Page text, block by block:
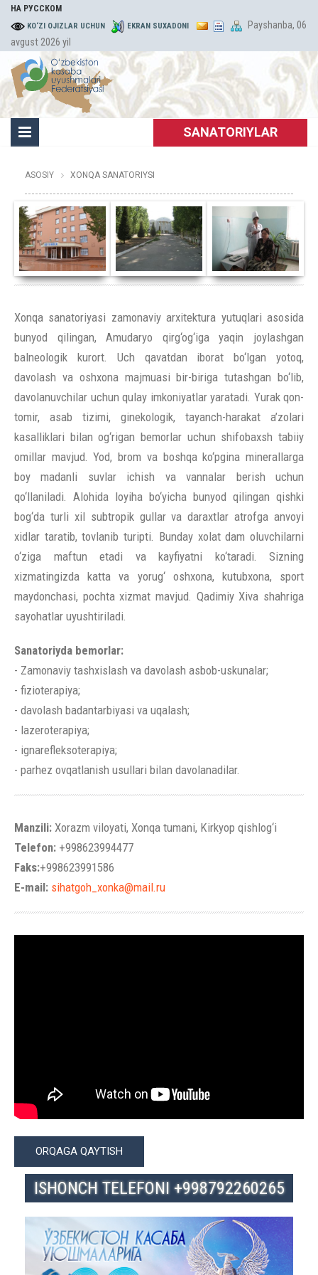
НА РУССКОМ
KO‘ZI OJIZLAR UCHUN EKRAN SUXADONI
Payshanba, 06
avgust 2026 yil
SANATORIYLAR
ASOSIY XONQA SANATORIYSI
Xonqa sanatoriyasi zamonaviy arxitektura yutuqlari asosida
bunyod qilingan, Amudaryo qirg‘og‘iga yaqin joylashgan
balneologik kurort. Uch qavatdan iborat bo‘lgan yotoq,
davolash va oshxona majmuasi bir-biriga tutashgan bo‘lib,
davolanuvchilar uchun qulay imkoniyatlar yaratadi. Yurak qon-
tomir, asab tizimi, ginekologik, tayanch-harakat a’zolari
kasalliklari bilan og‘rigan bemorlar uchun shifobaxsh tabiiy
omillar mavjud. Yod, brom va boshqa ko‘pgina minerallarga
boy madanli suvlar ichish va vannalar berish uchun
qo‘llaniladi. Alohida loyiha bo‘yicha bunyod qilingan qishki
bog‘da turli xil subtropik gullar va daraxtlar atrofga anvoyi
xidlar taratib, tovlanib turipti. Bunday xolat dam oluvchilarni
o‘ziga maftun etadi va kayfiyatni ko‘taradi. Sizning
xizmatingizda katta va yorug‘ oshxona, kutubxona, sport
maydonchasi, pochta xizmat mavjud. Qadimiy Xiva shahriga
sayohatlar uyushtiriladi.
Sanatoriyda bemorlar:
- Zamonaviy tashxislash va davolash asbob-uskunalar;
- fizioterapiya;
- davolash badantarbiyasi va uqalash;
- lazeroterapiya;
- ignarefleksoterapiya;
- parhez ovqatlanish usullari bilan davolanadilar.
Manzili: Xorazm viloyati, Xonqa tumani, Kirkyop qishlog‘i
Telefon: +998623994477
Faks:+998623991586
E-mail: sihatgoh_xonka@mail.ru
ORQAGA QAYTISH
ISHONCH TELEFONI +998792260265